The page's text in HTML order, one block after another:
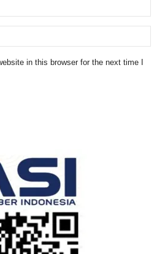
in this browser for the next time I